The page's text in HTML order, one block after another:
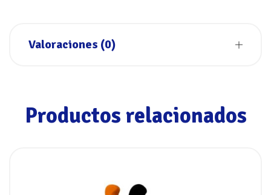
Valoraciones (0)
Productos relacionados